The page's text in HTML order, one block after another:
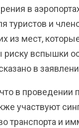
в
туристов и
из мест,
риску вспышки
в
в проведении
участвуют
транспорта и